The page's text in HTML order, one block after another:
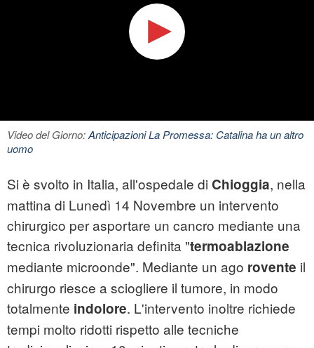
Video del Giorno:Anticipazioni La Promessa: Catalina ha un altro
uomo
Si è svolto in Italia, all'ospedale di Chioggia, nella
mattina di Lunedì 14 Novembre un intervento
chirurgico per asportare un cancro mediante una
tecnica rivoluzionaria definita "termoablazione
mediante microonde". Mediante un ago rovente il
chirurgo riesce a sciogliere il tumore, in modo
totalmente indolore. L'intervento inoltre richiede
tempi molto ridotti rispetto alle tecniche